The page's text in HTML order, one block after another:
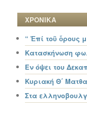
ΧΡΟΝΙΚΑ
“ Ἐπί τοῦ ὄρους
Κατασκήνωση
Εν όψει του
Κυριακή Θ΄
Στα